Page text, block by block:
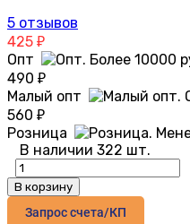
5 отзывов
425 ₽
Опт
490 ₽
Малый опт
560 ₽
Розница
В наличии 322 шт.
В корзину
Запрос счета/КП